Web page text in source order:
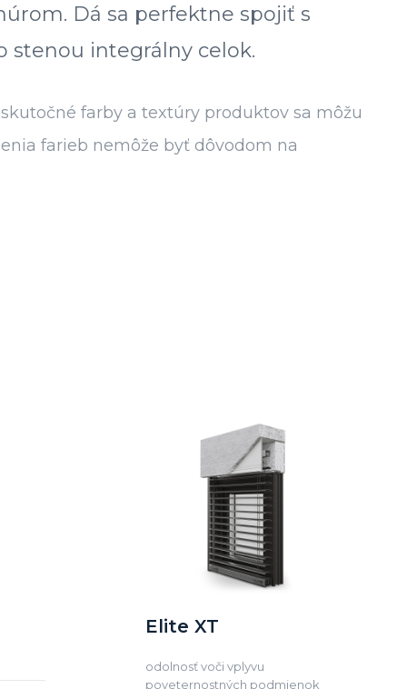
Dá sa perfektne spojiť s
stenou integrálny celok.
farby a textúry produktov sa môžu
farieb nemôže byť dôvodom na
Elite XT
odolnosť voči vplyvu
poveternostných podmienok